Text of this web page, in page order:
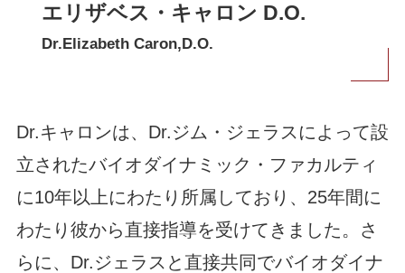
エリザベス・キャロン D.O.
Dr.Elizabeth Caron,D.O.
Dr.キャロンは、Dr.ジム・ジェラスによって設
立されたバイオダイナミック・ファカルティ
に10年以上にわたり所属しており、25年間に
わたり彼から直接指導を受けてきました。さ
らに、Dr.ジェラスと直接共同でバイオダイナ